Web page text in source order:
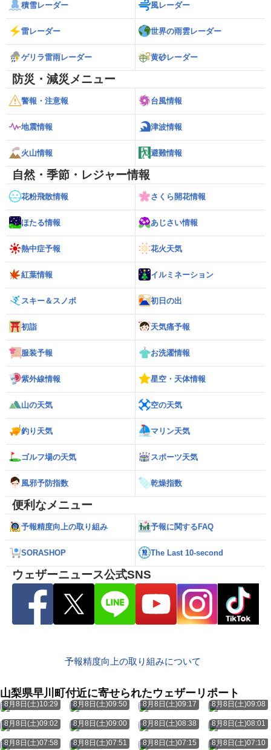
積雪レーダー 風レーダー
雷レーダー 世界の雨雲レーダー
ゲリラ雷雨レーダー 黄砂レーダー
防災・減災メニュー
警報・注意報 台風情報
地震情報 津波情報
火山情報 避難情報
自然・季節・レジャー情報
花粉飛散情報 さくら開花情報
ほたる情報 あじさい情報
熱中症予報 花火天気
紅葉情報 イルミネーション
スキー＆スノボ 初日の出
初詣 天気痛予報
服装予報 お洗濯情報
紫外線情報 星空・天体情報
山の天気 空の天気
釣り天気 マリン天気
ゴルフ場の天気 スポーツ天気
風邪予防指数 乾燥指数
便利なメニュー
予報精度向上の取り組み 予報に関するFAQ
SORASHOP The Last 10-second
ウェザーニュース公式SNS
予報精度向上の取り組みについて
山梨県早川町付近に寄せられたウェザーリポート
8月8日(土)10:29 8月8日(土)09:50 8月8日(土)09:17 8月8日(土)09:08
8月8日(土)09:02 8月8日(土)09:00 8月8日(土)08:38 8月8日(土)08:01
8月8日(土)07:58 8月8日(土)07:51 8月8日(土)07:15 8月8日(土)07:10